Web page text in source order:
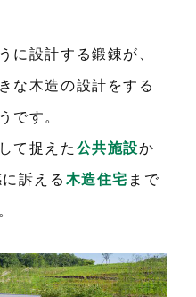
に設計する鍛錬が、
な木造の設計をする
です。
て捉えた 公共施設か
訴える 木造住宅 まで